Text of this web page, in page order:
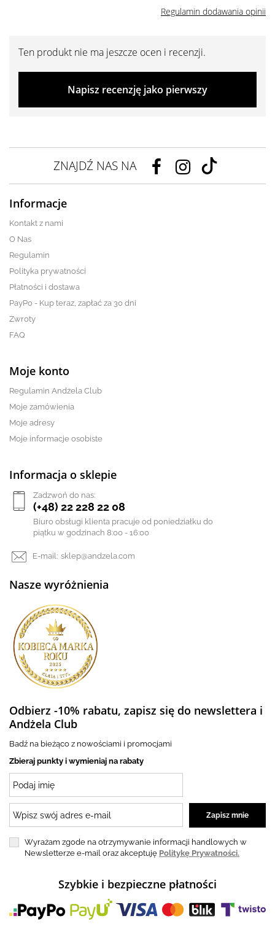
Regulamin dodawania opinii
Ten produkt nie ma jeszcze ocen i recenzji.
Napisz recenzję jako pierwszy
ZNAJDŹ NAS NA
Informacje
Kontakt z nami
O Nas
Regulamin
Polityka prywatności
Płatności i dostawa
PayPo - Kup teraz, zapłać za 30 dni
Zwroty
FAQ
Moje konto
Regulamin Andżela Club
Moje zamówienia
Moje adresy
Moje informacje osobiste
Informacja o sklepie
Zadzwoń do nas:
(+48) 22 228 22 08
Biuro obsługi klienta pracuje od poniedziałku do
piątku w godzinach 8:00 - 16:00
E-mail: sklep@andzela.com
Nasze wyróżnienia
Odbierz -10% rabatu, zapisz się do newslettera i
Andżela Club
Badź na bieżąco z nowościami i promocjami
Zbieraj punkty i wymieniaj na rabaty
Wyrażam zgode na otrzymywanie informacji handlowych w
Newsletterze e-mail oraz akceptuję Politykę Prywatności.
Szybkie i bezpieczne płatności